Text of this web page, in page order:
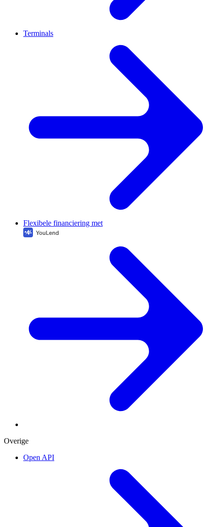
Terminals
Flexibele financiering met
Overige
Open API